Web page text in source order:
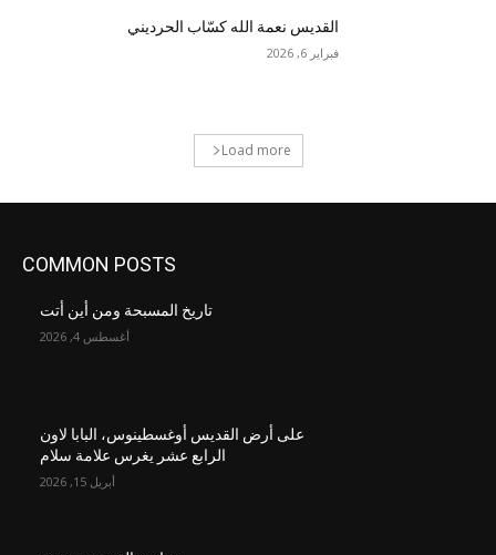
القديس نعمة الله كسّاب الحرديني
فبراير 6, 2026
Load more
COMMON POSTS
تاريخ المسبحة ومن أين أتت
أغسطس 4, 2026
على أرض القديس أوغسطينوس، البابا لاون
الرابع عشر يغرس علامة سلام
أبريل 15, 2026